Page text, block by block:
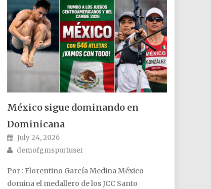
México sigue dominando en
Dominicana
Posted on
July 24, 2026
Author
demofgmsportuser
Por : Florentino García Medina México
domina el medallero de los JCC Santo